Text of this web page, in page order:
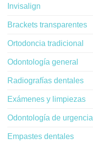
Invisalign
Brackets transparentes
Ortodoncia tradicional
Odontología general
Radiografías dentales
Exámenes y limpiezas
Odontología de urgencia
Empastes dentales